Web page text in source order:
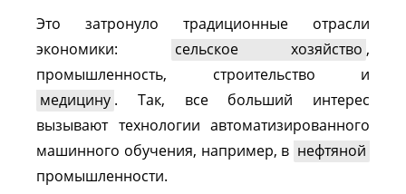
Это затронуло традиционные отрасли
экономики:
сельское хозяйство ,
промышленность, строительство и
медицину . Так, все больший интерес
вызывают технологии автоматизированного
машинного обучения, например, в нефтяной
промышленности.